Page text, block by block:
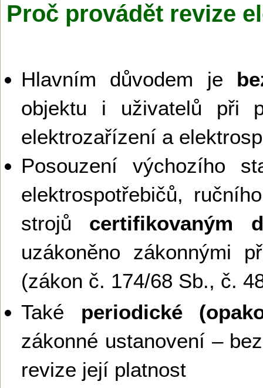
Proč provádět revize
Hlavním důvodem je
objektu i uživatelů při
elektrozařízení a
Posouzení výchozího
elektrospotřebičů,
strojů certifikovaným
uzákoněno zákonnými
(zákon č. 174/68 Sb., č.
Také periodické
zákonné ustanovení –
revize její platnost